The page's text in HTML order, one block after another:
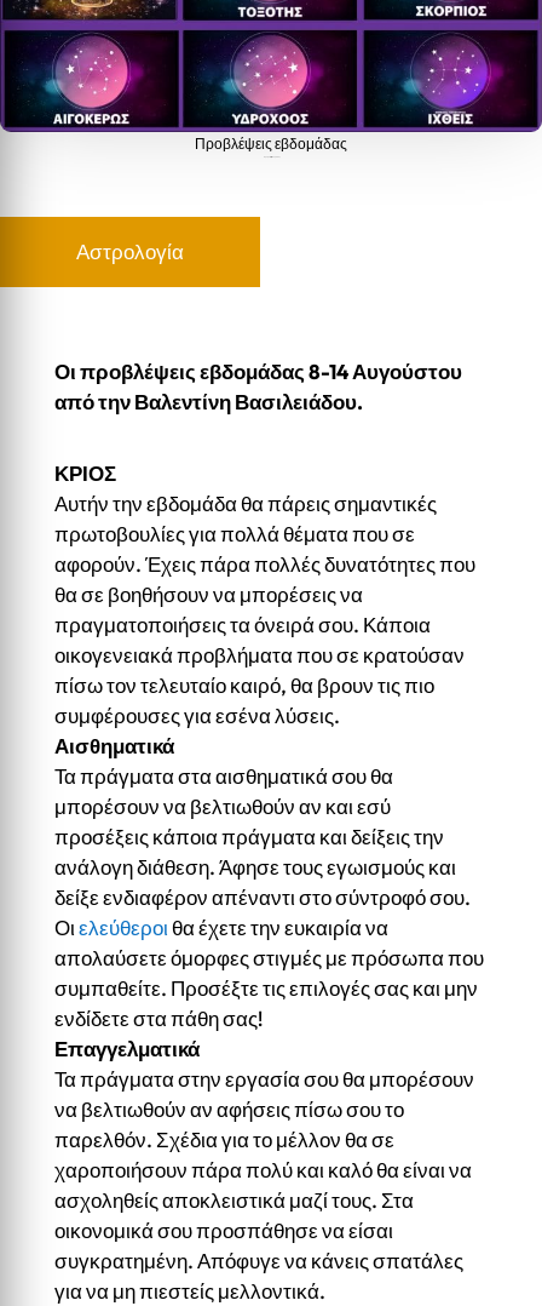
Προβλέψεις εβδομάδας
Αστρολογία
Οι προβλέψεις εβδομάδας 8-14 Αυγούστου
από την Βαλεντίνη Βασιλειάδου.
ΚΡΙΟΣ
Αυτήν την εβδομάδα θα πάρεις σημαντικές
πρωτοβουλίες για πολλά θέματα που σε
αφορούν. Έχεις πάρα πολλές δυνατότητες που
θα σε βοηθήσουν να μπορέσεις να
πραγματοποιήσεις τα όνειρά σου. Κάποια
οικογενειακά προβλήματα που σε κρατούσαν
πίσω τον τελευταίο καιρό, θα βρουν τις πιο
συμφέρουσες για εσένα λύσεις.
Αισθηματικά
Τα πράγματα στα αισθηματικά σου θα
μπορέσουν να βελτιωθούν αν και εσύ
προσέξεις κάποια πράγματα και δείξεις την
ανάλογη διάθεση. Άφησε τους εγωισμούς και
δείξε ενδιαφέρον απέναντι στο σύντροφό σου.
Οιελεύθεροιθα έχετε την ευκαιρία να
απολαύσετε όμορφες στιγμές με πρόσωπα που
συμπαθείτε. Προσέξτε τις επιλογές σας και μην
ενδίδετε στα πάθη σας!
Επαγγελματικά
Τα πράγματα στην εργασία σου θα μπορέσουν
να βελτιωθούν αν αφήσεις πίσω σου το
παρελθόν. Σχέδια για το μέλλον θα σε
χαροποιήσουν πάρα πολύ και καλό θα είναι να
ασχοληθείς αποκλειστικά μαζί τους. Στα
οικονομικά σου προσπάθησε να είσαι
συγκρατημένη. Απόφυγε να κάνεις σπατάλες
για να μη πιεστείς μελλοντικά.